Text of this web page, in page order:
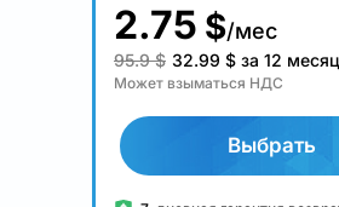
2.75 $/мес
95.9 $ 32.99 $ за 12
Может взыматься НДС
Выбрать